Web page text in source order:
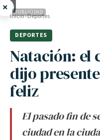
× PUBLICIDAD
Inicio›Deportes
DEPORTES
Natación: el
dijo
feliz
El pasado fin de
ciudad en la